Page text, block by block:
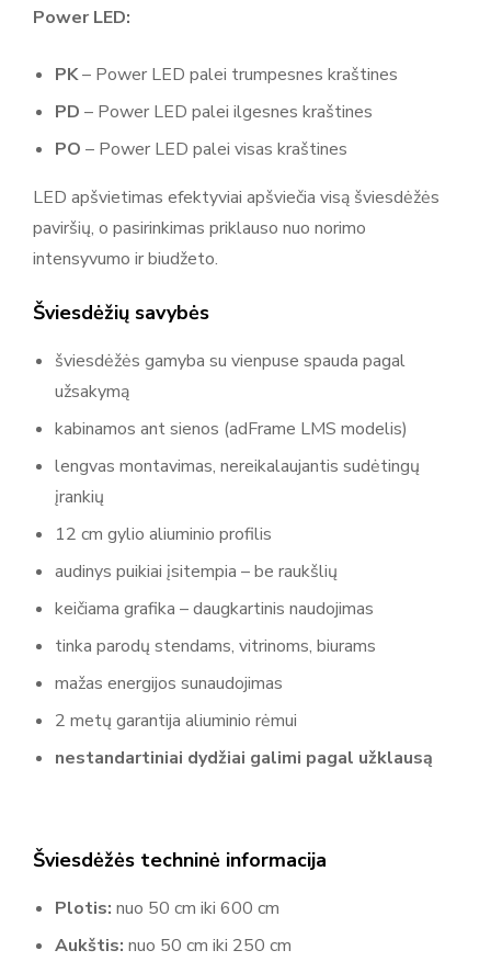
Power LED:
PK– Power LED palei trumpesnes kraštines
PD – Power LED palei ilgesnes kraštines
PO – Power LED palei visas kraštines
LED apšvietimas efektyviai apšviečia visą šviesdėžės
paviršių, o pasirinkimas priklauso nuo norimo
intensyvumo ir biudžeto.
Šviesdėžių savybės
šviesdėžės gamyba su vienpuse spauda pagal
užsakymą
kabinamos ant sienos (adFrame LMS modelis)
lengvas montavimas, nereikalaujantis sudėtingų
įrankių
12 cm gylio aliuminio profilis
audinys puikiai įsitempia – be raukšlių
keičiama grafika – daugkartinis naudojimas
tinka parodų stendams, vitrinoms, biurams
mažas energijos sunaudojimas
2 metų garantija aliuminio rėmui
nestandartiniai dydžiai galimi pagal užklausą
Šviesdėžės techninė informacija
Plotis: nuo 50 cm iki 600 cm
Aukštis: nuo 50 cm iki 250 cm